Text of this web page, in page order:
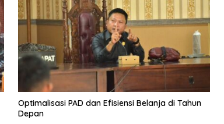
Optimalisasi PAD dan Efisiensi Belanja di Tahun
Depan